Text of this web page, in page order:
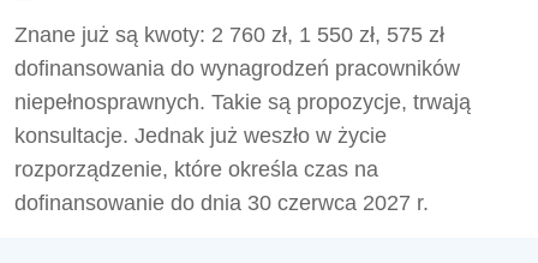
Znane już są kwoty: 2 760 zł, 1 550 zł, 575 zł
dofinansowania do wynagrodzeń pracowników
niepełnosprawnych. Takie są propozycje, trwają
konsultacje. Jednak już weszło w życie
rozporządzenie, które określa czas na
dofinansowanie do dnia 30 czerwca 2027 r.